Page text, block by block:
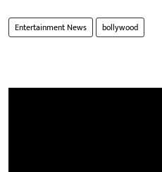
Entertainment News bollywood